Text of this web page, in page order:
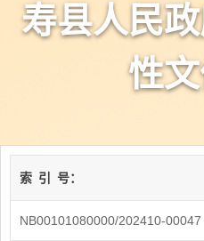
寿县人民
性
索 引 号：
NB00101080000/202410-00047